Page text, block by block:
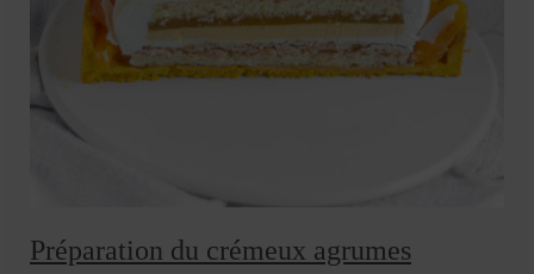
Préparation du crémeux agrumes